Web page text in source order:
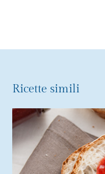
Ricette simili